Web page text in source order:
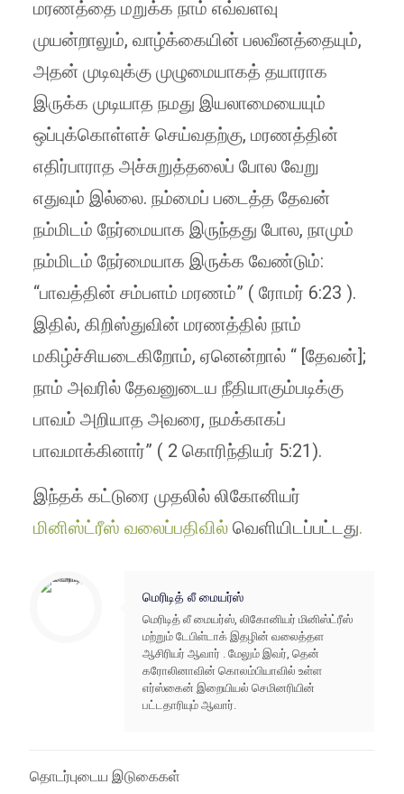
மரணத்தை மறுக்க நாம் எவ்வளவு
முயன்றாலும், வாழ்க்கையின் பலவீனத்தையும்,
அதன் முடிவுக்கு முழுமையாகத் தயாராக
இருக்க முடியாத நமது இயலாமையையும்
ஒப்புக்கொள்ளச் செய்வதற்கு, மரணத்தின்
எதிர்பாராத அச்சுறுத்தலைப் போல வேறு
எதுவும் இல்லை. நம்மைப் படைத்த தேவன்
நம்மிடம் நேர்மையாக இருந்தது போல, நாமும்
நம்மிடம் நேர்மையாக இருக்க வேண்டும்:
“பாவத்தின் சம்பளம் மரணம்” ( ரோமர் 6:23 ).
இதில், கிறிஸ்துவின் மரணத்தில் நாம்
மகிழ்ச்சியடைகிறோம், ஏனென்றால் “ [தேவன்];
நாம் அவரில் தேவனுடைய நீதியாகும்படிக்கு
பாவம் அறியாத அவரை, நமக்காகப்
பாவமாக்கினார்” ( 2 கொரிந்தியர் 5:21).
இந்தக் கட்டுரை முதலில் லிகோனியர்
மினிஸ்ட்ரீஸ் வலைப்பதிவில்வெளியிடப்பட்டது.
மெரிடித் லீ மையர்ஸ்
மெரிடித் லீ மையர்ஸ், லிகோனியர் மினிஸ்ட்ரீஸ்
மற்றும் டேபிள்டாக் இதழின் வலைத்தள
ஆசிரியர் ஆவார் . மேலும் இவர், தென்
கரோலினாவின் கொலம்பியாவில் உள்ள
எர்ஸ்கைன் இறையியல் செமினரியின்
பட்டதாரியும் ஆவார்.
தொடர்புடைய இடுகைகள்